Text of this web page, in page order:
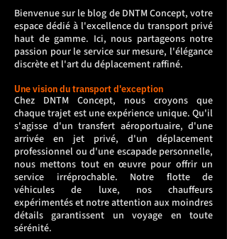
Bienvenue sur le blog de DNTM Concept, votre
espace dédié à l'excellence du transport privé
haut de gamme. Ici, nous partageons notre
passion pour le service sur mesure, l'élégance
discrète et l'art du déplacement raffiné.
Une vision du transport d'exception
Chez DNTM Concept, nous croyons que
chaque trajet est une expérience unique. Qu'il
s'agisse d'un transfert aéroportuaire, d'une
arrivée en jet privé, d'un déplacement
professionnel ou d'une escapade personnelle,
nous mettons tout en œuvre pour offrir un
service irréprochable. Notre flotte de
véhicules de luxe, nos chauffeurs
expérimentés et notre attention aux moindres
détails garantissent un voyage en toute
sérénité.